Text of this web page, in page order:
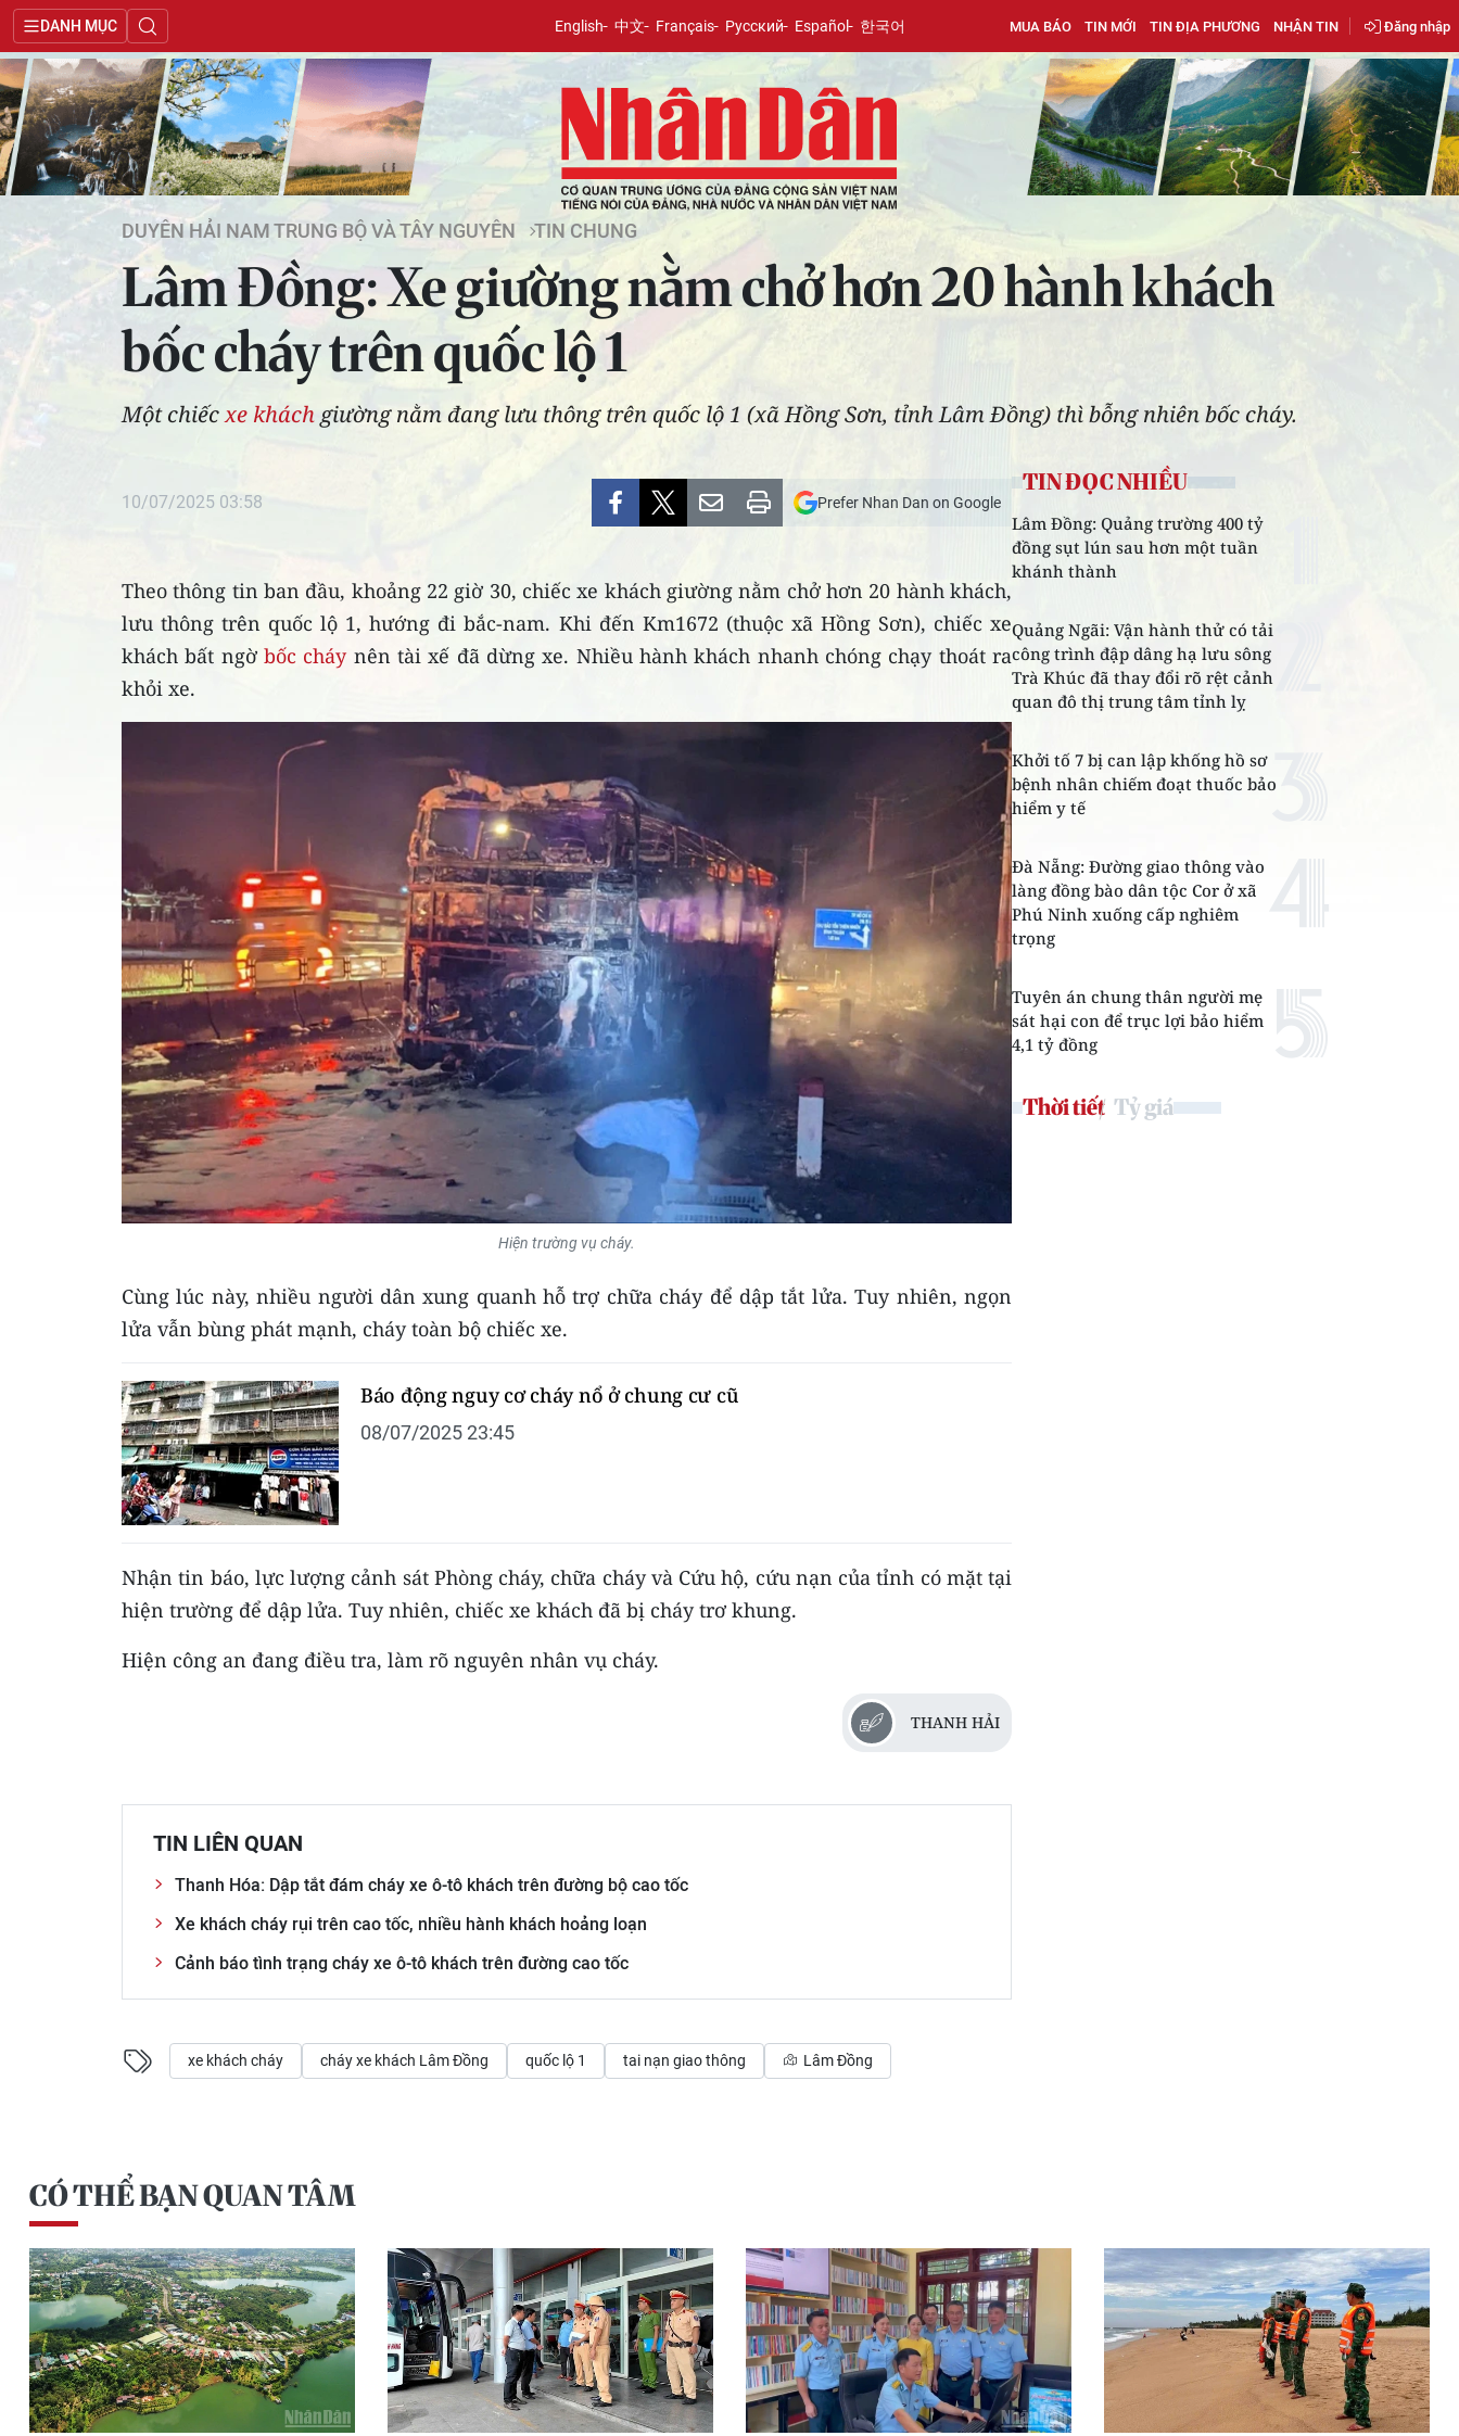
DANH MỤC English 中文 Français Русский Español 한국어 MUA BÁO TIN MỚI TIN ĐỊA PHƯƠNG NHẬN TIN Đăng nhập
DUYÊN HẢI NAM TRUNG BỘ VÀ TÂY NGUYÊN TIN CHUNG
Lâm Đồng: Xe giường nằm chở hơn 20 hành khách
bốc cháy trên quốc lộ 1
Một chiếcxe khách giường nằm đang lưu thông trên quốc lộ 1 (xã Hồng Sơn, tỉnh Lâm Đồng) thì bỗng nhiên bốc cháy.
10/07/2025 03:58 Prefer Nhan Dan on Google
Theo thông tin ban đầu, khoảng 22 giờ 30, chiếc xe khách giường nằm chở hơn 20 hành khách,
lưu thông trên quốc lộ 1, hướng đi bắc-nam. Khi đến Km1672 (thuộc xã Hồng Sơn), chiếc xe
khách bất ngờ bốc cháynên tài xế đã dừng xe. Nhiều hành khách nhanh chóng chạy thoát ra
khỏi xe.
Hiện trường vụ cháy.
Cùng lúc này, nhiều người dân xung quanh hỗ trợ chữa cháy để dập tắt lửa. Tuy nhiên, ngọn
lửa vẫn bùng phát mạnh, cháy toàn bộ chiếc xe.
Báo động nguy cơ cháy nổ ở chung cư cũ
08/07/2025 23:45
Nhận tin báo, lực lượng cảnh sát Phòng cháy, chữa cháy và Cứu hộ, cứu nạn của tỉnh có mặt tại
hiện trường để dập lửa. Tuy nhiên, chiếc xe khách đã bị cháy trơ khung.
Hiện công an đang điều tra, làm rõ nguyên nhân vụ cháy.
THANH HẢI
TIN LIÊN QUAN
Thanh Hóa: Dập tắt đám cháy xe ô-tô khách trên đường bộ cao tốc
Xe khách cháy rụi trên cao tốc, nhiều hành khách hoảng loạn
Cảnh báo tình trạng cháy xe ô-tô khách trên đường cao tốc
xe khách cháy cháy xe khách Lâm Đồng quốc lộ 1 tai nạn giao thông Lâm Đồng
TIN ĐỌC NHIỀU
Lâm Đồng: Quảng trường 400 tỷ
đồng sụt lún sau hơn một tuần
khánh thành
Quảng Ngãi: Vận hành thử có tải
công trình đập dâng hạ lưu sông
Trà Khúc đã thay đổi rõ rệt cảnh
quan đô thị trung tâm tỉnh lỵ
Khởi tố 7 bị can lập khống hồ sơ
bệnh nhân chiếm đoạt thuốc bảo
hiểm y tế
Đà Nẵng: Đường giao thông vào
làng đồng bào dân tộc Cor ở xã
Phú Ninh xuống cấp nghiêm
trọng
Tuyên án chung thân người mẹ
sát hại con để trục lợi bảo hiểm
4,1 tỷ đồng
Thời tiết Tỷ giá
CÓ THỂ BẠN QUAN TÂM